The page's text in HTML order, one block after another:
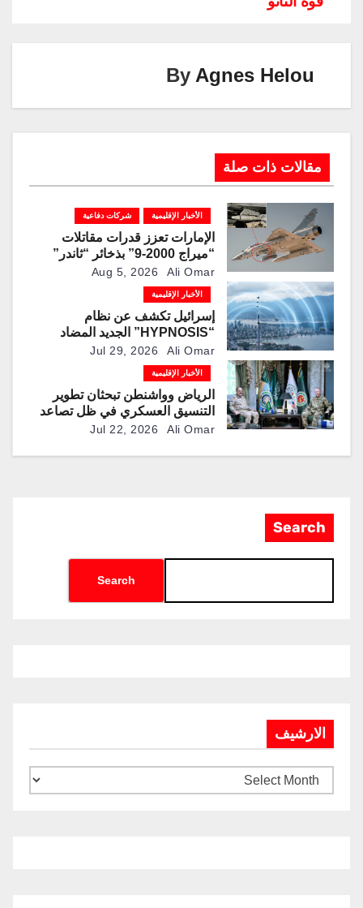
k
By Agnes Helou
مقالات ذات صلة
الأخبار الإقليمية شركات دفاعية
الإمارات تعزز قدرات مقاتلات
“ميراج 2000-9” بذخائر “ثاندر”
الذكية المطورة محليًا
Aug 5, 2026 Ali Omar
الأخبار الإقليمية
إسرائيل تكشف عن نظام
“HYPNOSIS” الجديد المضاد
للمسيرات
Jul 29, 2026 Ali Omar
الأخبار الإقليمية
الرياض وواشنطن تبحثان تطوير
التنسيق العسكري في ظل تصاعد
التوترات الإقليميةJul 22, 2026 Ali Omar
Search
Search
الارشيف